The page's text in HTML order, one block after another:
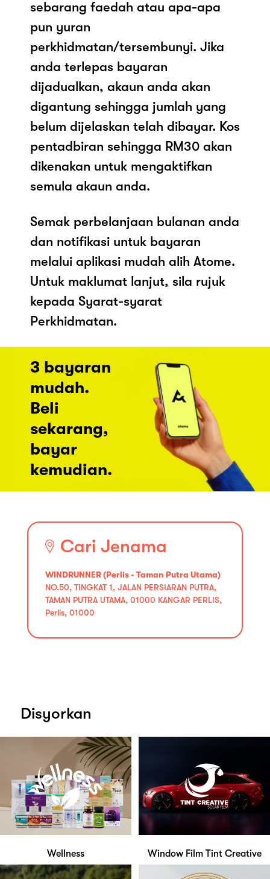
sebarang faedah atau apa-apa
pun yuran
perkhidmatan/tersembunyi. Jika
anda terlepas bayaran
dijadualkan, akaun anda akan
digantung sehingga jumlah yang
belum dijelaskan telah dibayar. Kos
pentadbiran sehingga RM30 akan
dikenakan untuk mengaktifkan
semula akaun anda.
Semak perbelanjaan bulanan anda
dan notifikasi untuk bayaran
melalui aplikasi mudah alih Atome.
Untuk maklumat lanjut, sila rujuk
kepada Syarat-syarat
Perkhidmatan.
3 bayaran
mudah.
Beli
sekarang,
bayar
kemudian.
Cari Jenama
WINDRUNNER (Perlis - Taman Putra Utama)
NO.50, TINGKAT 1, JALAN PERSIARAN PUTRA,
TAMAN PUTRA UTAMA, 01000 KANGAR PERLIS,
Perlis, 01000
Disyorkan
Wellness Window Film Tint Creative